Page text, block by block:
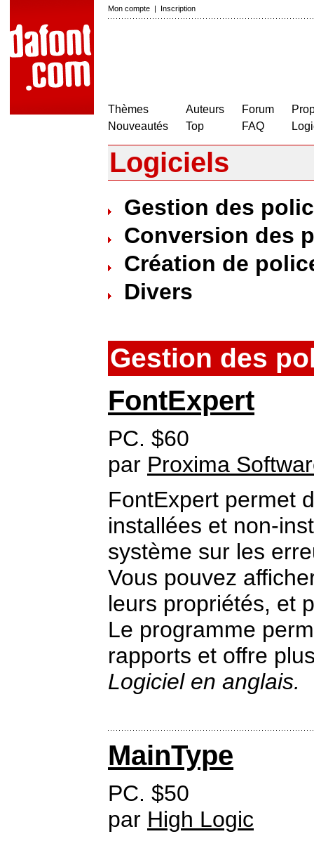
Mon compte | Inscription
Thèmes
Nouveautés
Auteurs
Top
Forum
FAQ
Logiciels
Gestion des
Conversion des
Création de
Divers
Gestion des
FontExpert
PC. $60
par Proxima
FontExpert permet
installées et non-
système sur les
Vous pouvez
leurs propriétés, et
Le programme
rapports et offre
Logiciel en anglais.
MainType
PC. $50
par High Logic